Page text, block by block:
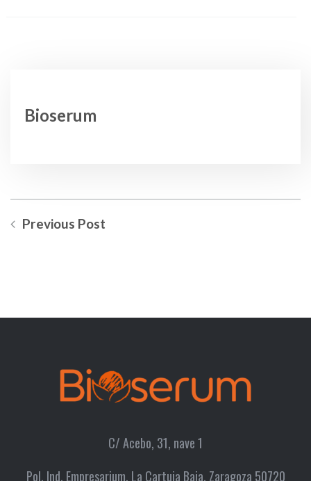
Bioserum
Previous Post
C/ Acebo, 31, nave 1
Pol. Ind. Empresarium, La Cartuja Baja, Zaragoza 50720